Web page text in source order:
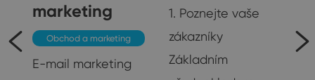
marketing
Obchod a marketing
E-mail marketing
1. Poznejte vaše
zákazníky
Základním